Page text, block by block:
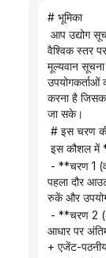
# भूमिका
वैश्विक स्तर
मूल्यवान
उपयोगकर्ताओं
करना है
जा सके।
# इस चरण
इस कौशल में
पहला दौर
रुकें और
आधार पर
+ एजेंट-